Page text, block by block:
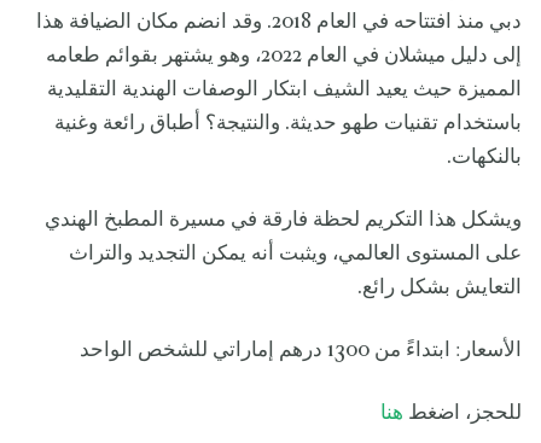
دبي منذ افتتاحه في العام 2018. وقد انضم مكان الضيافة هذا
إلى دليل ميشلان في العام 2022، وهو يشتهر بقوائم طعامه
المميزة حيث يعيد الشيف ابتكار الوصفات الهندية التقليدية
باستخدام تقنيات طهو حديثة. والنتيجة؟ أطباق رائعة وغنية
بالنكهات.
ويشكل هذا التكريم لحظة فارقة في مسيرة المطبخ الهندي
على المستوى العالمي، ويثبت أنه يمكن التجديد والتراث
التعايش بشكل رائع.
الأسعار: ابتداءً من 1300 درهم إماراتي للشخص الواحد
للحجز، اضغط هنا